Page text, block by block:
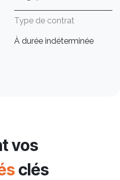
Type de contrat
À durée indéterminée
vos
clés